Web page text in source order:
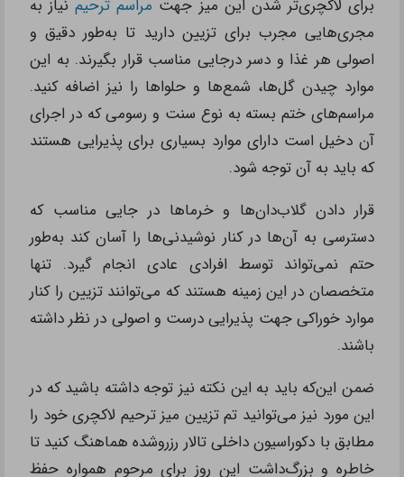
برای لاکچری‌تر شدن این میز جهت مراسم ترحیمنیاز به
مجری‌هایی مجرب برای تزیین دارید تا به‌طور دقیق و
اصولی هر غذا و دسر درجایی مناسب قرار بگیرند. به این
موارد چیدن گل‌ها، شمع‌ها و حلواها را نیز اضافه کنید.
مراسم‌‌های ختم بسته به نوع سنت و رسومی که در اجرای
آن دخیل است دارای موارد بسیاری برای پذیرایی هستند
که باید به آن توجه شود.
قرار دادن گلاب‌دان‌ها و خرماها در جایی مناسب که
دسترسی به آن‌ها در کنار نوشیدنی‌ها را آسان کند به‌طور
حتم نمی‌تواند توسط افرادی عادی انجام گیرد. تنها
متخصصان در این زمینه هستند که می‌توانند تزیین را کنار
موارد خوراکی جهت پذیرایی درست و اصولی در نظر داشته
باشند.
ضمن این‌که باید به این نکته نیز توجه داشته باشید که در
این مورد نیز می‌توانید تم تزیین میز ترحیم لاکچری خود را
مطابق با دکوراسیون داخلی تالار رزرو‌شده هماهنگ کنید تا
خاطره و بزرگ‌داشت این روز برای مرحوم همواره حفظ